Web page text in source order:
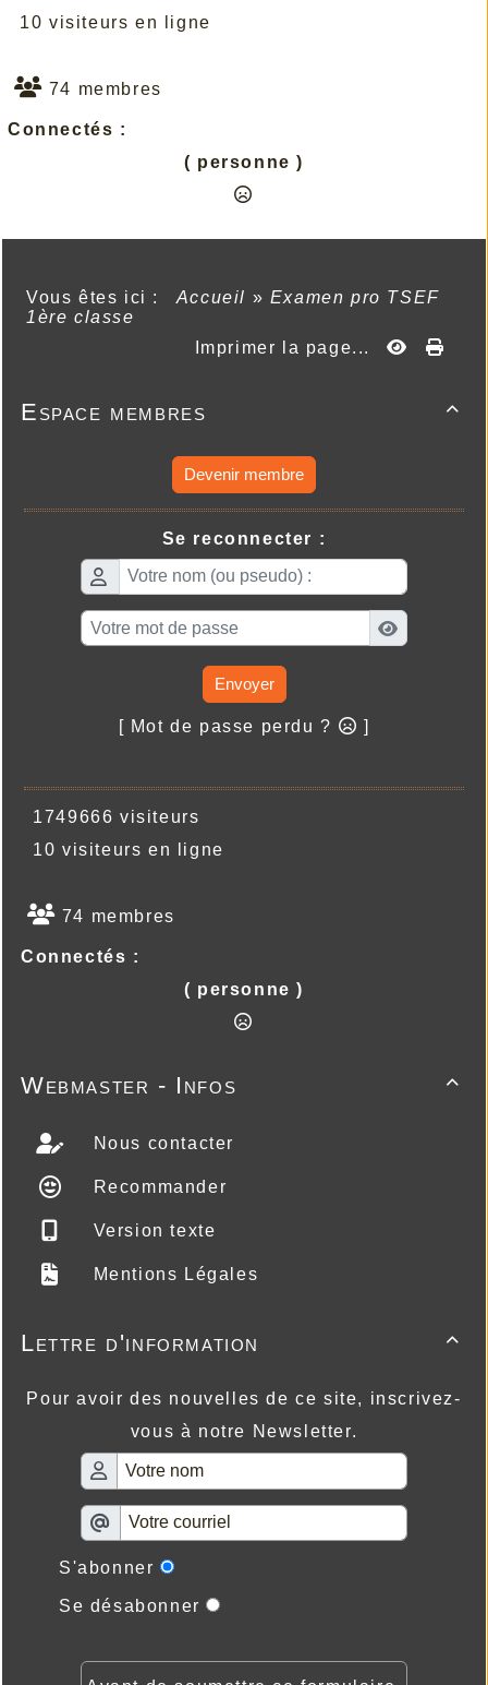
10 visiteurs en ligne
74 membres
Connectés :
( personne )
Vous êtes ici : Accueil » Examen pro TSEF
1ère classe
Imprimer la page...

Espace membres
Devenir membre
Se reconnecter :
Envoyer
[ Mot de passe perdu ? ]
1749666 visiteurs
10 visiteurs en ligne
74 membres
Connectés :
( personne )

Webmaster - Infos
Nous contacter
Recommander
Version texte
Mentions Légales

Lettre d'information
Pour avoir des nouvelles de ce site, inscrivez-
vous à notre Newsletter.
S'abonner
Se désabonner